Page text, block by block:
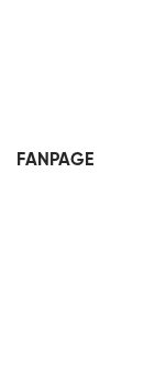
FANPAGE